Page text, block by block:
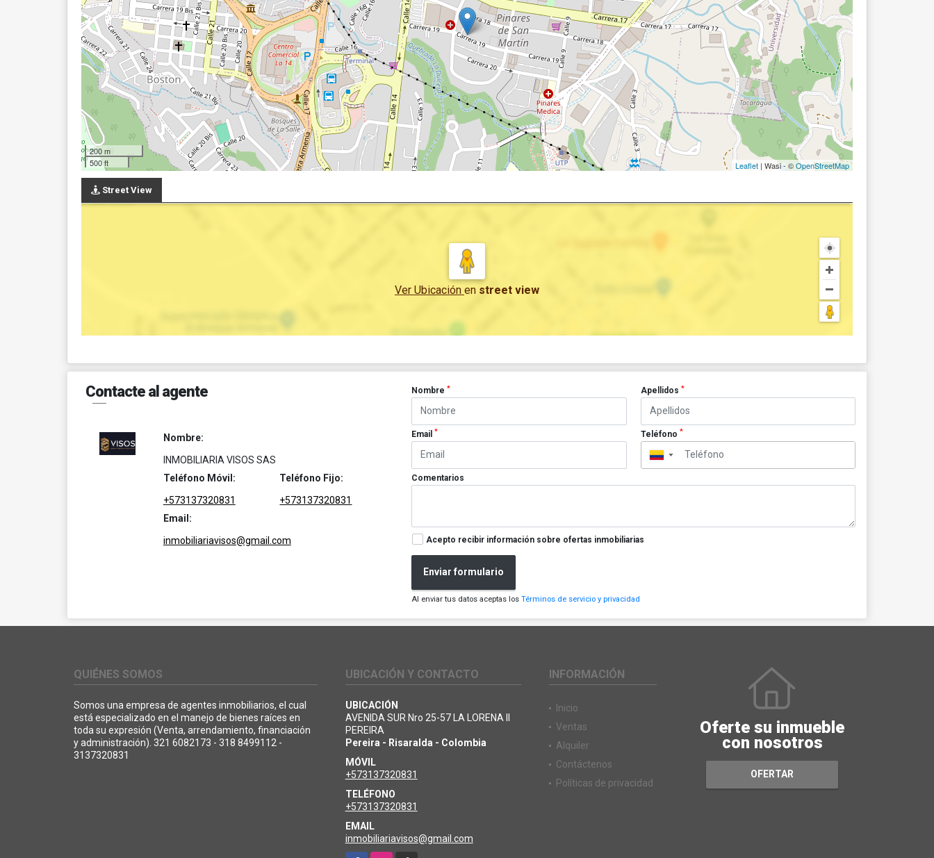
200 m
500 ft
Leaflet | Wasi - ©OpenStreetMap
Street View
Ver Ubicación en street view
Contacte al agente
Nombre:
INMOBILIARIA VISOS SAS
Teléfono Móvil:
+573137320831
Teléfono Fijo:
+573137320831
Email:
inmobiliariavisos@gmail.com
Nombre* Apellidos *
Email* Teléfono *
▼
Comentarios
Acepto recibir información sobre ofertas inmobiliarias
Enviar formulario
Al enviar tus datos aceptas losTérminos de servicio y privacidad
QUIÉNES SOMOS
Somos una empresa de agentes inmobiliarios, el cual
está especializado en el manejo de bienes raíces en
toda su expresión (Venta, arrendamiento, financiación
y administración). 321 6082173 - 318 8499112 -
3137320831
UBICACIÓN Y CONTACTO
UBICACIÓN
AVENIDA SUR Nro 25-57 LA LORENA II
PEREIRA
Pereira - Risaralda - Colombia
MÓVIL
+573137320831
TELÉFONO
+573137320831
EMAIL
inmobiliariavisos@gmail.com
INFORMACIÓN
Inicio
Ventas
Alquiler
Contáctenos
Políticas de privacidad
Oferte su inmueble
con nosotros
OFERTAR